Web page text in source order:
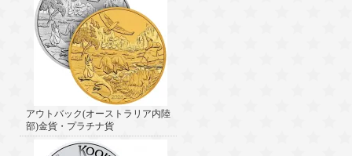
アウトバック(オーストラリア内陸
部)金貨・プラチナ貨